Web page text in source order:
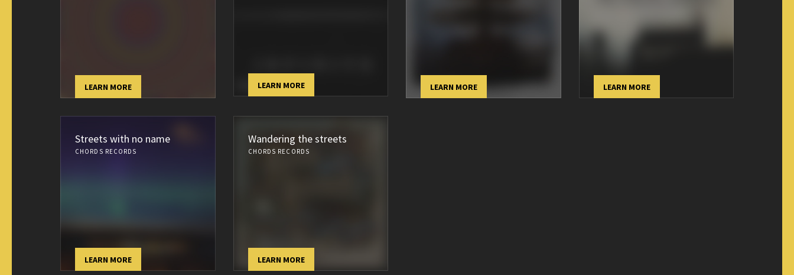
LEARN MORE LEARN MORE LEARN MORE LEARN MORE
Streets with no name
CHORDS RECORDS
LEARN MORE
Wandering the streets
CHORDS RECORDS
LEARN MORE